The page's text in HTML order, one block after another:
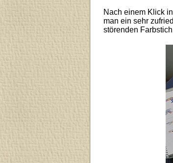
Nach einem Klick
man ein sehr
störenden